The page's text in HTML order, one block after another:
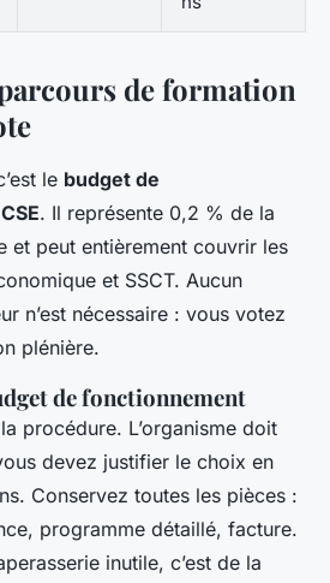
de formation
le budget de
. Il représente 0,2 % de la
et peut entièrement couvrir les
et SSCT. Aucun
n’est nécessaire : vous votez
plénière.
de fonctionnement
procédure. L’organisme doit
devez justifier le choix en
Conservez toutes les pièces :
programme détaillé, facture.
inutile, c’est de la